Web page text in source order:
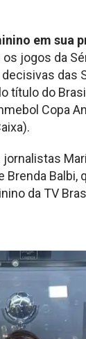
em sua
jogos da
das
título do
Copa
Balbi,
da TV